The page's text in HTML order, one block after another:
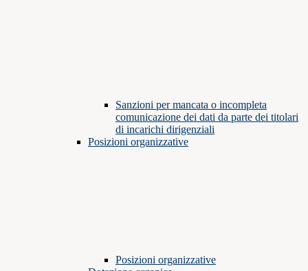
Sanzioni per mancata o incompleta
comunicazione dei dati da parte dei titolari
di incarichi dirigenziali
Posizioni organizzative
Posizioni organizzative